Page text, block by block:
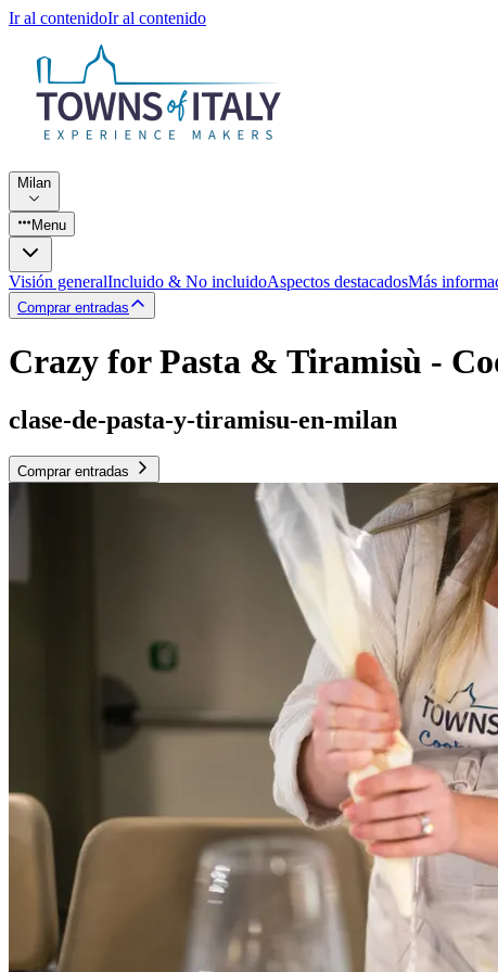
Ir al contenidoIr al contenido
Milan
Menu
Visión generalIncluido & No incluidoAspectos destacadosMás
Comprar entradas
Crazy for Pasta & Tiramisù -
clase-de-pasta-y-tiramisu-en-milan
Comprar entradas